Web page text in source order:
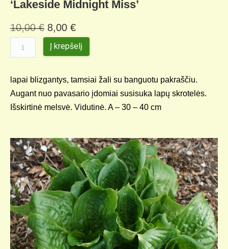
‘Lakeside Midnight Miss’
10,00€ 8,00 €
Į krepšelį
lapai blizgantys, tamsiai žali su banguotu pakraščiu.
Augant nuo pavasario įdomiai susisuka lapų skrotelės.
Išskirtinė melsvė. Vidutinė. A – 30 – 40 cm